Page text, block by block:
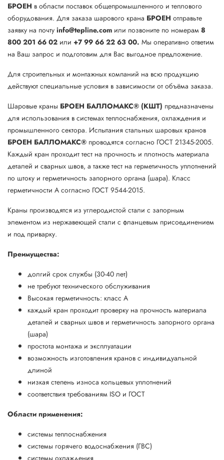
БРОЕН в области поставок общепромышленного и теплового
оборудования. Для заказа шарового крана БРОЕН отправьте
заявку на почту info@tepline.com или позвоните по номерам 8
800 201 66 02 или +7 99 66 22 63 00. Мы оперативно ответим
на Ваш запрос и подготовим для Вас выгодное предложение.
Для строительных и монтажных компаний на всю продукцию
действуют специальные условия в зависимости от объёма заказа.
Шаровые краны БРОЕН БАЛЛОМАКС® (КШТ) предназначены
для использования в системах теплоснабжения, охлаждения и
промышленного сектора. Испытания стальных шаровых кранов
БРОЕН БАЛЛОМАКС® проводятся согласно ГОСТ 21345-2005.
Каждый кран проходит тест на прочность и плотность материала
деталей и сварных швов, а также тест на герметичность уплотнений
по штоку и герметичность запорного органа (шара). Класс
герметичности А согласно ГОСТ 9544-2015.
Краны производятся из углеродистой стали с запорным
элементом из нержавеющей стали с фланцевым присоединением
и под приварку.
Преимущества:
долгий срок службы (30-40 лет)
не требуют технического обслуживания
Высокая герметичность: класс А
каждый кран проходит проверку на прочность материала
деталей и сварных швов и герметичность запорного органа
(шара)
простота монтажа и эксплуатации
возможность изготовления кранов с индивидуальной
длиной
низкая степень износа кольцевых уплотнений
соответствия требованиям ISO и ГОСТ
Области применения:
системы теплоснабжения
системы горячего водоснабжения (ГВС)
системы охлаждения